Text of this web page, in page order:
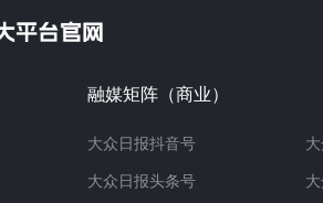
融媒矩阵（商业）
大众日报抖音号
大众日报头条号